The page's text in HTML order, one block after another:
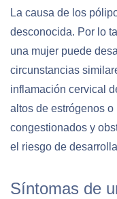
La causa de los
desconocida. Por lo
una mujer puede
circunstancias
inflamación cervical
altos de estrógenos
congestionados y
el riesgo de
Síntomas de